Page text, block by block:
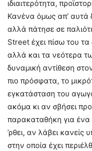
ιδιαιτερότητα,
Κανένα όμως απ’ αυτά
αλλά πάτησε σε
Street έχει πίσω του τα
αλλά και τα νεότερα
δυναμική αντίθεση
πιο πρόσφατα, το
εγκατάσταση του
ακόμα κι αν σβήσει
παρακαταθήκη για ένα
’ρθει, αν λάβει κανείς
στην οποία έχει